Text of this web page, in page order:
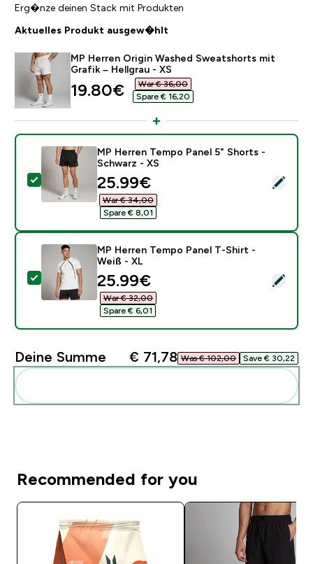
Erg�nze deinen Stack mit Produkten
Aktuelles Produkt ausgew�hlt
MP Herren Origin Washed Sweatshorts mit
Grafik – Hellgrau - XS
discounted price
19.80€‎
War € 36,00‎
Spare € 16,20‎
Dieses Produkt ausw�hlen - MP Herren Tempo
MP Herren Tempo Panel 5" Shorts -
Schwarz - XS
discounted price
25.99€‎
War € 34,00‎
Spare € 8,01‎
Dieses Produkt ausw�hlen - MP Herren Tempo
MP Herren Tempo Panel T-Shirt -
Weiß - XL
discounted price
25.99€‎
War € 32,00‎
Spare € 6,01‎
Deine Summe € 71,78‎ Was € 102,00‎ Save € 30,22‎
Recommended for you